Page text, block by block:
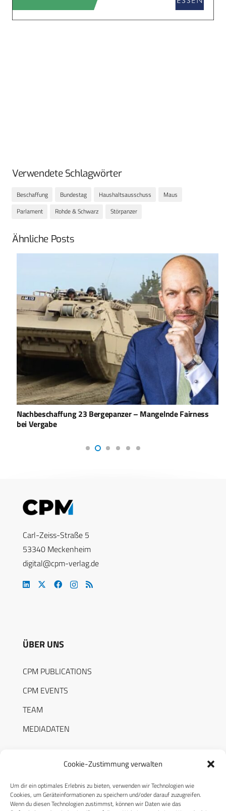
Cookie-Zustimmung verwalten
Um dir ein optimales Erlebnis zu bieten, verwenden wir Technologien wie
Cookies, um Geräteinformationen zu speichern und/oder darauf zuzugreifen.
Wenn du diesen Technologien zustimmst, können wir Daten wie das
Verwendete Schlagwörter
Beschaffung Bundestag Haushaltsausschuss
Maus
Parlament
Rohde & Schwarz Störpanzer
Ähnliche Posts
Nachbeschaffung 23 Bergepanzer – Mangelnde Fairness
bei Vergabe
Carl-Zeiss-Straße 5
53340 Meckenheim
digital@cpm-verlag.de
ÜBER UNS
CPM PUBLICATIONS
CPM EVENTS
TEAM
MEDIADATEN
RECHTLICHES